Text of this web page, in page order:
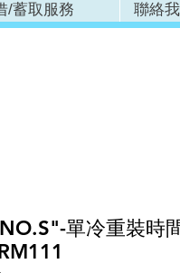
/蓄取服務 聯絡
單冷重裝時